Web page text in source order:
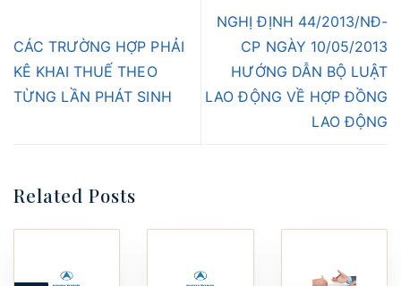
CÁC TRƯỜNG HỢP PHẢI
KÊ KHAI THUẾ THEO
TỪNG LẦN PHÁT SINH
NGHỊ ĐỊNH 44/2013/NĐ-
CP NGÀY 10/05/2013
HƯỚNG DẪN BỘ LUẬT
LAO ĐỘNG VỀ HỢP ĐỒNG
LAO ĐỘNG
Related Posts